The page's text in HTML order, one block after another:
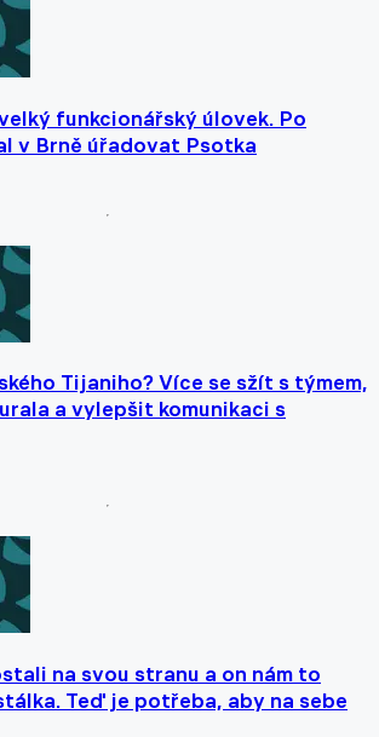
funkcionářský úlovek. Po
v Brně úřadovat Psotka
Tijaniho? Více se sžít s týmem,
a vylepšit komunikaci s
na svou stranu a on nám to
Teď je potřeba, aby na sebe